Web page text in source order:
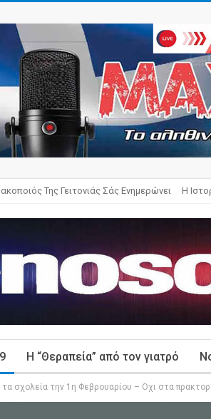
Της Γειτονιάς Σάς Ενημερώνει Η
Η “Θεραπεία” από τον γιατρό
τα σχολεία την 1η Φεβρουαρίου – Οχι στα